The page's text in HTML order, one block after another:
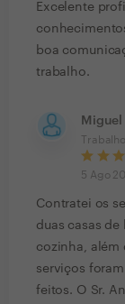
Excelente
boa
trabalho.
5 Ago
Contratei os
duas casas
cozinha, além
serviços
feitos. O Sr.